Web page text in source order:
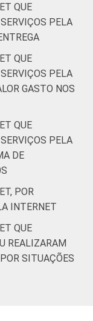
21
32
20
21
de
15
de
QUE
PELA
QUE
PELA
GASTO NOS
QUE
PELA
DE
POR
INTERNET
QUE
REALIZARAM
SITUAÇÕES